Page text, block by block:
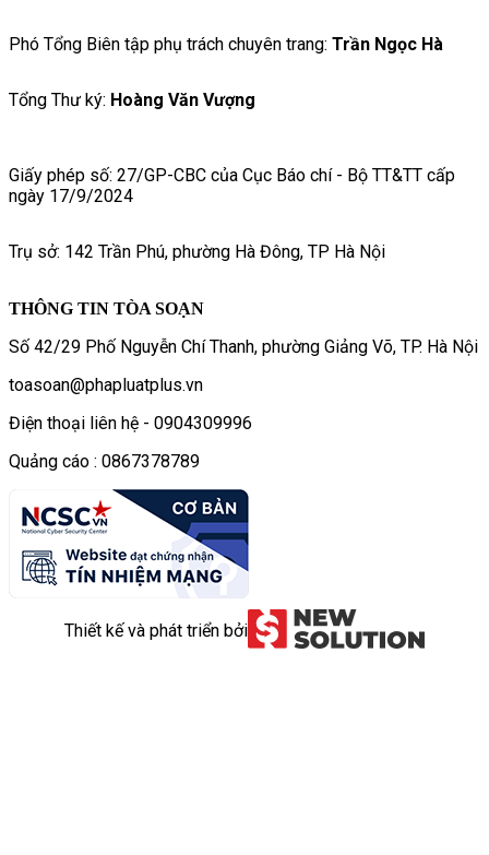
Phó Tổng Biên tập phụ trách chuyên trang: Trần Ngọc Hà
Tổng Thư ký: Hoàng Văn Vượng
Giấy phép số: 27/GP-CBC của Cục Báo chí - Bộ TT&TT cấp
ngày 17/9/2024
Trụ sở: 142 Trần Phú, phường Hà Đông, TP Hà Nội
THÔNG TIN TÒA SOẠN
Số 42/29 Phố Nguyễn Chí Thanh, phường Giảng Võ, TP. Hà Nội
toasoan@phapluatplus.vn
Điện thoại liên hệ - 0904309996
Quảng cáo : 0867378789
Thiết kế và phát triển bởi